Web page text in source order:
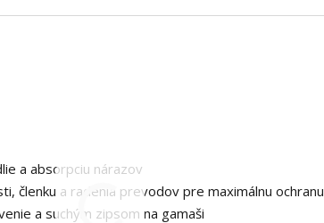
a absorpciu nárazov
členku a radenia prevodov pre maximálnu ochranu
a suchým zipsom na gamaši